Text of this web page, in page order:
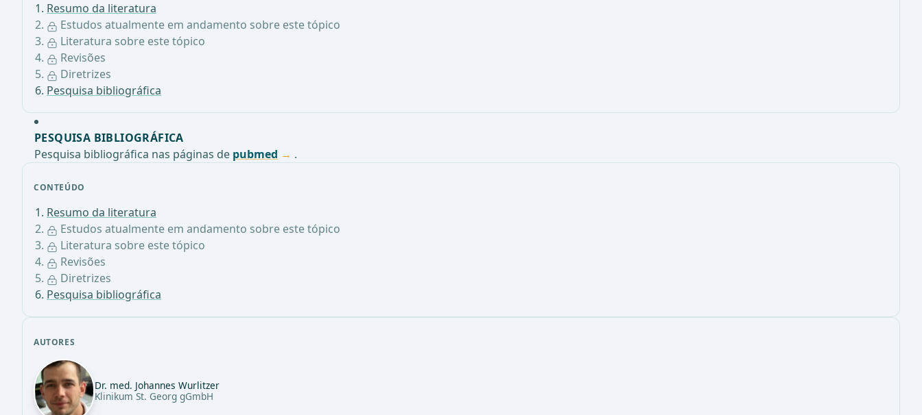
CONTEÚDO
Resumo da literatura
Estudos atualmente em andamento sobre este tópico
Literatura sobre este tópico
Revisões
Diretrizes
Pesquisa bibliográfica
AUTORES
Dr. med. Johannes Wurlitzer
Klinikum St. Georg gGmbH
Resumo da literatura
Estudos atualmente em andamento sobre este tópico
Literatura sobre este tópico
Revisões
Diretrizes
Pesquisa bibliográfica
PESQUISA BIBLIOGRÁFICA
Pesquisa bibliográfica nas páginas de pubmed .